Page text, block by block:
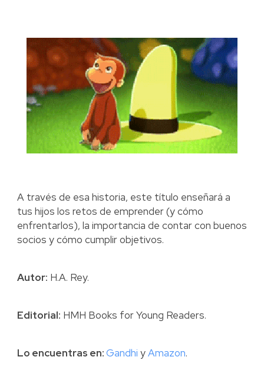
A través de esa historia, este título enseñará a
tus hijos los retos de emprender (y cómo
enfrentarlos), la importancia de contar con buenos
socios y cómo cumplir objetivos.
Autor: H.A. Rey.
Editorial: HMH Books for Young Readers.
Lo encuentras en:Gandhi yAmazon.